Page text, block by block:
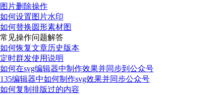
图片删除操作
如何设置图片水印
如何替换圆形素材图
常见操作问题解答
如何恢复文章历史版本
定时群发使用说明
如何在svg编辑器中制作效果并同步到公众号
135编辑器中如何制作svg效果并同步公众号
如何复制排版过的内容